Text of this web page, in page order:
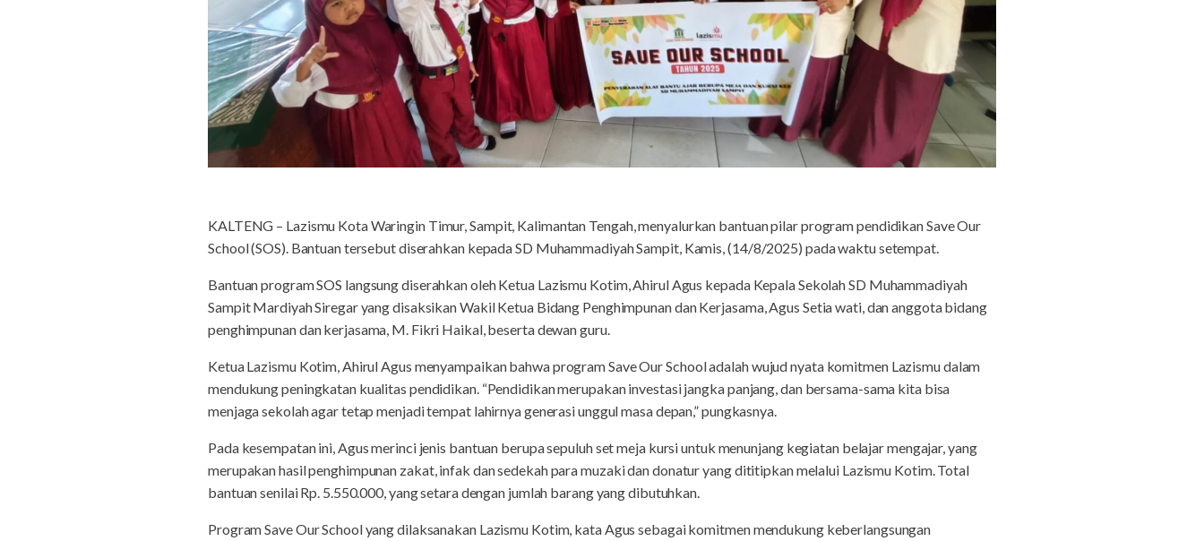
KALTENG – Lazismu Kota Waringin Timur, Sampit, Kalimantan Tengah, menyalurkan bantuan pilar program pendidikan Save Our
School (SOS). Bantuan tersebut diserahkan kepada SD Muhammadiyah Sampit, Kamis, (14/8/2025) pada waktu setempat.
Bantuan program SOS langsung diserahkan oleh Ketua Lazismu Kotim, Ahirul Agus kepada Kepala Sekolah SD Muhammadiyah
Sampit Mardiyah Siregar yang disaksikan Wakil Ketua Bidang Penghimpunan dan Kerjasama, Agus Setia wati, dan anggota bidang
penghimpunan dan kerjasama, M. Fikri Haikal, beserta dewan guru.
Ketua Lazismu Kotim, Ahirul Agus menyampaikan bahwa program Save Our School adalah wujud nyata komitmen Lazismu dalam
mendukung peningkatan kualitas pendidikan. “Pendidikan merupakan investasi jangka panjang, dan bersama-sama kita bisa
menjaga sekolah agar tetap menjadi tempat lahirnya generasi unggul masa depan,” pungkasnya.
Pada kesempatan ini, Agus merinci jenis bantuan berupa sepuluh set meja kursi untuk menunjang kegiatan belajar mengajar, yang
merupakan hasil penghimpunan zakat, infak dan sedekah para muzaki dan donatur yang dititipkan melalui Lazismu Kotim. Total
bantuan senilai Rp. 5.550.000, yang setara dengan jumlah barang yang dibutuhkan.
Program Save Our School yang dilaksanakan Lazismu Kotim, kata Agus sebagai komitmen mendukung keberlangsungan